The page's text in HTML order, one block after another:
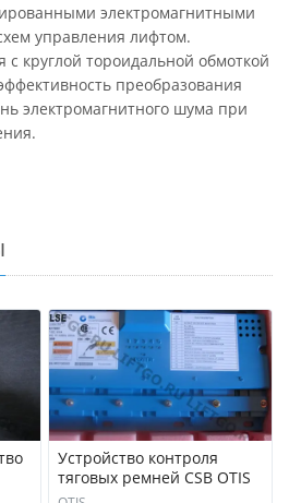
электромагнитными
управления лифтом.
с круглой тороидальной обмоткой
преобразования
электромагнитного шума при
Устройство контроля
тяговых ремней CSB OTIS